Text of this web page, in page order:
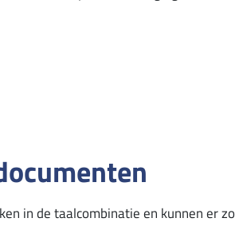
in de taalcombinatie en kunnen er